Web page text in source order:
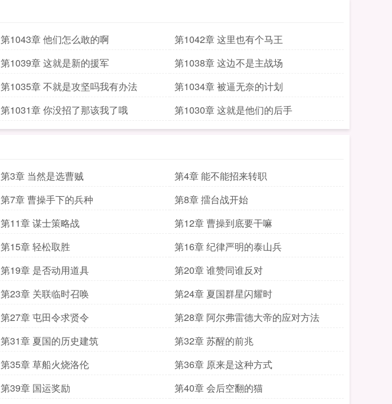
第1043章 他们怎么敢的啊
第1042章 这里也有个马王
第1039章 这就是新的援军
第1038章 这边不是主战场
第1035章 不就是攻坚吗我有办法
第1034章 被逼无奈的计划
第1031章 你没招了那该我了哦 第1030章 这就是他们的后手
第3章 当然是选曹贼
第4章 能不能招来转职
第7章 曹操手下的兵种
第8章 擂台战开始
第11章 谋士策略战
第12章 曹操到底要干嘛
第15章 轻松取胜
第16章 纪律严明的泰山兵
第19章 是否动用道具
第20章 谁赞同谁反对
第23章 关联临时召唤
第24章 夏国群星闪耀时
第27章 屯田令求贤令
第28章 阿尔弗雷德大帝的应对方法
第31章 夏国的历史建筑
第32章 苏醒的前兆
第35章 草船火烧洛伦
第36章 原来是这种方式
第39章 国运奖励
第40章 会后空翻的猫